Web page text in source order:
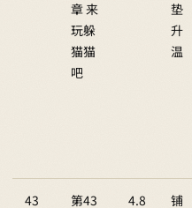
章 来
玩躲
猫猫
吧
垫
升
温
43
第43
4.8
铺